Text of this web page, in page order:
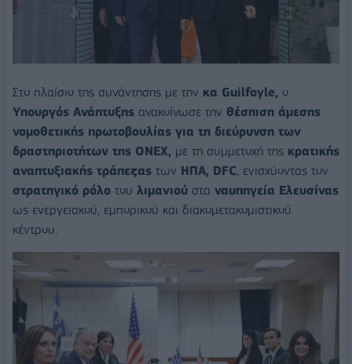
Στο πλαίσιο της συνάντησης με την κα Guilfoyle, ο
Υπουργός Ανάπτυξης ανακοίνωσε την θέσπιση άμεσης
νομοθετικής πρωτοβουλίας για τη διεύρυνση των
δραστηριοτήτων της ONEX, με τη συμμετοχή της κρατικής
αναπτυξιακής τράπεζας των ΗΠΑ, DFC , ενισχύοντας τον
στρατηγικό ρόλο του λιμανιού στα ναυπηγεία Ελευσίνας
ως ενεργειακού, εμπορικού και διακομετακομιστικού
κέντρου.